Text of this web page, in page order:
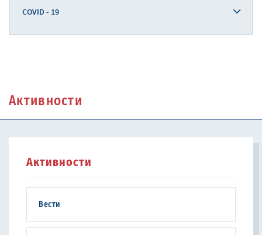
COVID - 19
Активности
Активности
Вести